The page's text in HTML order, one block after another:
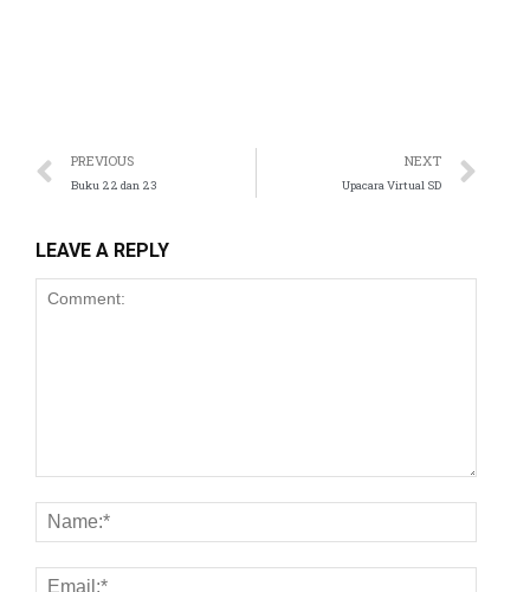
PREVIOUS
Buku 22 dan 23
NEXT
Upacara Virtual SD
LEAVE A REPLY